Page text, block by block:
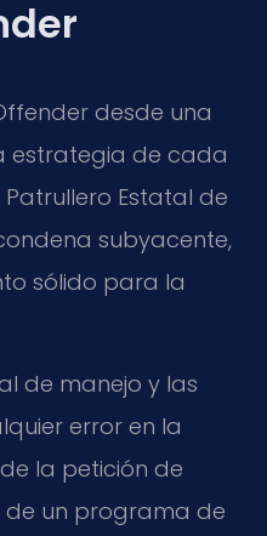
desde una
estrategia de cada
Estatal de
subyacente,
sólido para la
de manejo y las
error en la
la petición de
de un programa de